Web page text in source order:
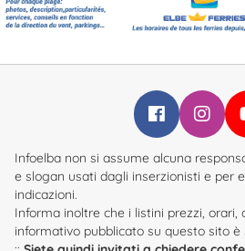
Infoelba su
Infoelba non si assume alcuna
e slogan usati dagli inserzionisti e per
indicazioni.
Informa inoltre che i listini prezzi,
informativo pubblicato su questo sito è